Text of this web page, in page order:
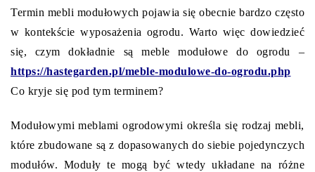
Termin mebli modułowych pojawia się obecnie bardzo często
w kontekście wyposażenia ogrodu. Warto więc dowiedzieć
się, czym dokładnie są meble modułowe do ogrodu –
https://hastegarden.pl/meble-modulowe-do-ogrodu.php
Co kryje się pod tym terminem?
Modułowymi meblami ogrodowymi określa się rodzaj mebli,
które zbudowane są z dopasowanych do siebie pojedynczych
modułów. Moduły te mogą być wtedy układane na różne